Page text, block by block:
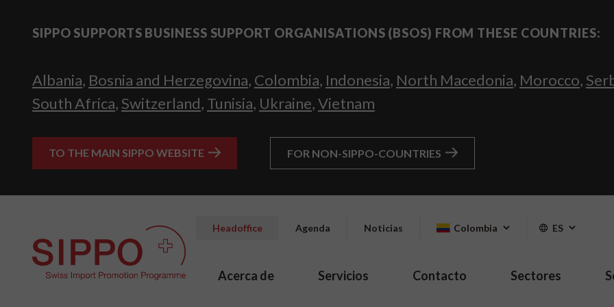
SIPPO SUPPORTS BUSINESS SUPPORT ORGANISATIONS (BSOS) FROM THESE COUNTRIES:
Albania, Bosnia and Herzegovina, Colombia, Indonesia, North Macedonia, Morocco,
South Africa, Switzerland, Tunisia, Ukraine,Vietnam
TO THE MAIN SIPPO WEBSITE FOR NON-SIPPO-COUNTRIES
Headoffice Agenda Noticias Colombia ES
Acerca de Servicios Contacto Sectores